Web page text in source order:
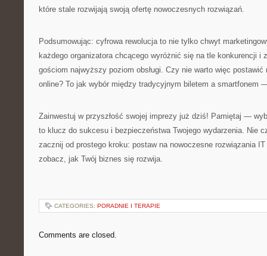
które stale rozwijają swoją ofertę nowoczesnych rozwiązań.
Podsumowując: cyfrowa rewolucja to nie tylko chwyt
każdego organizatora chcącego wyróżnić się na tle konkurencji i
gościom najwyższy poziom obsługi. Czy nie warto więc
online? To jak wybór między tradycyjnym biletem a smartfonem
Zainwestuj w przyszłość swojej imprezy już dziś! Pamiętaj —
to klucz do sukcesu i bezpieczeństwa Twojego wydarzenia. Nie
zacznij od prostego kroku: postaw na nowoczesne rozwiązania
zobacz, jak Twój biznes się rozwija.
CATEGORIES: PORADNIE I TERAPIE
Comments are closed.